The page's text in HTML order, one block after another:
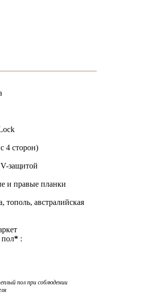
4 сторон)
защитой
и правые планки
тополь, австралийская
* :
пол при соблюдении